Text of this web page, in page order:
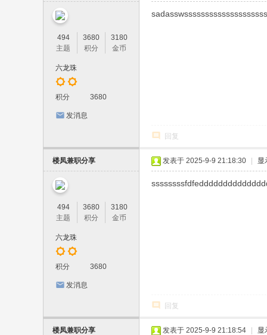
494
主题
3680
积分
3180
金币
六龙珠
积分 3680
发消息
回复
楼凤兼职分享
494
主题
3680
积分
3180
金币
六龙珠
积分 3680
发消息
发表于 2025-9-9 21:18:30 显
回复
楼凤兼职分享 发表于 2025-9-9 21:18:54 显